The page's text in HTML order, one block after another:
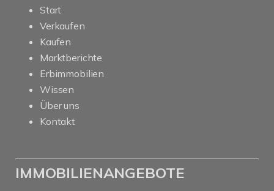
Start
Verkaufen
Kaufen
Marktberichte
Erbimmobilien
Wissen
Über uns
Kontakt
IMMOBILIENANGEBOTE